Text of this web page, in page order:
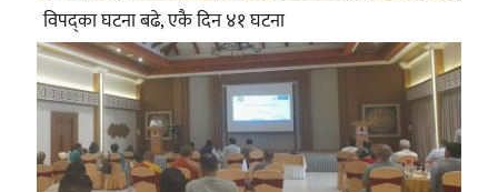
विपद्का घटना बढे, एकै दिन ४१ घटना